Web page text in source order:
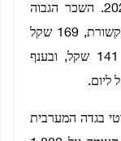
לעומת 126 שקל ברבעון השלישי של 2023. השכר הגבוה
ביותר נרשם בענף התחבורה, האחסנה והתקשורת, 169 שקל
ליום. בענף הבנייה עמד השכר היומי על 141 שקל, ובענף
הפרטי בגדה המערבית